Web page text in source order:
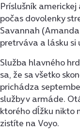
Príslušník
počas dovolenky
Savannah
pretrváva a lásku
Služba hlavného
sa, že sa všetko
prichádza
služby v armáde.
ktorého dĺžku nikto
zistíte na Voyo.